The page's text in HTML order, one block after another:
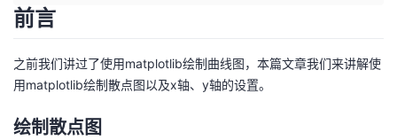
主
页
的
开
我
的
我
前言
之前我们讲过了使用matplotlib绘制曲线图，本篇文章我们来讲解使
用matplotlib绘制散点图以及x轴、y轴的设置。
绘制散点图